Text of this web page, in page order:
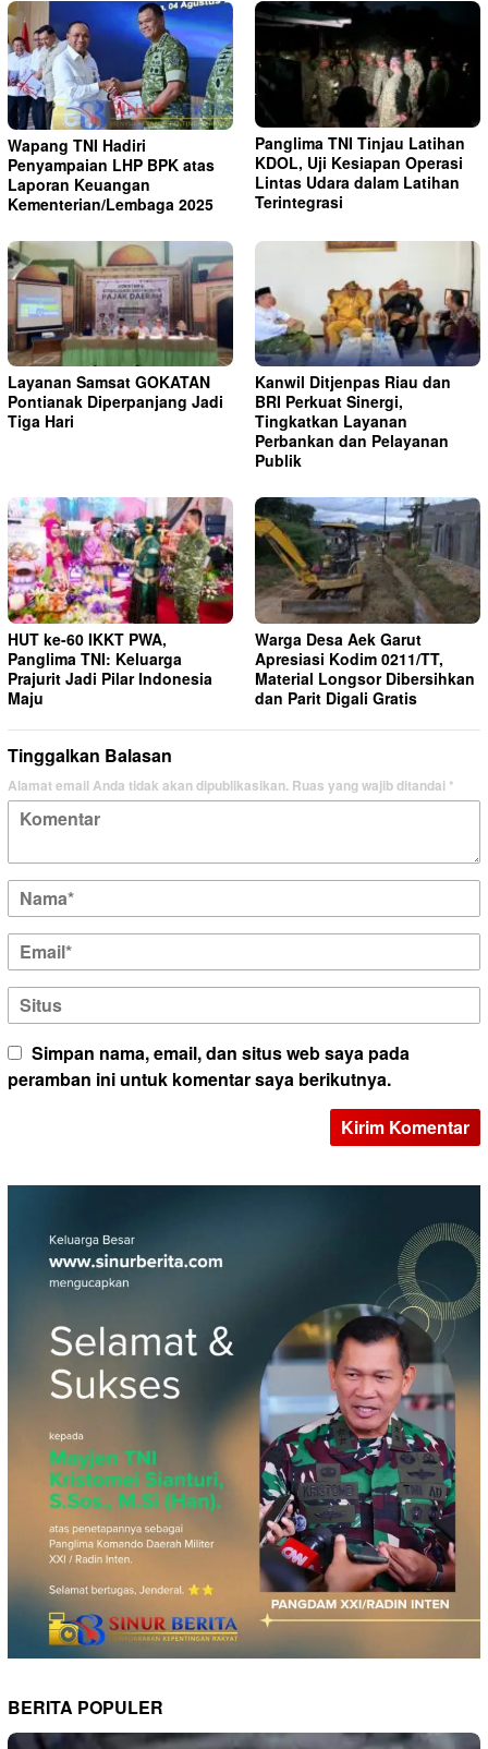
Wapang TNI Hadiri
Penyampaian LHP BPK atas
Laporan Keuangan
Kementerian/Lembaga 2025
Panglima TNI Tinjau Latihan
KDOL, Uji Kesiapan Operasi
Lintas Udara dalam Latihan
Terintegrasi
Layanan Samsat GOKATAN
Pontianak Diperpanjang Jadi
Tiga Hari
Kanwil Ditjenpas Riau dan
BRI Perkuat Sinergi,
Tingkatkan Layanan
Perbankan dan Pelayanan
Publik
HUT ke-60 IKKT PWA,
Panglima TNI: Keluarga
Prajurit Jadi Pilar Indonesia
Maju
Warga Desa Aek Garut
Apresiasi Kodim 0211/TT,
Material Longsor Dibersihkan
dan Parit Digali Gratis
Tinggalkan Balasan
Alamat email Anda tidak akan dipublikasikan. Ruas yang wajib ditandai*
Simpan nama, email, dan situs web saya pada
peramban ini untuk komentar saya berikutnya.
BERITA POPULER